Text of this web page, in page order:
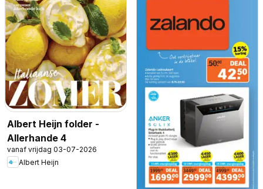
Albert Heijn folder -
Allerhande 4
vanaf vrijdag 03-07-2026
Albert Heijn